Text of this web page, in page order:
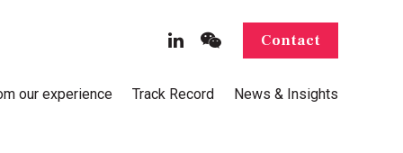
Contact
our experience Track Record News & Insights